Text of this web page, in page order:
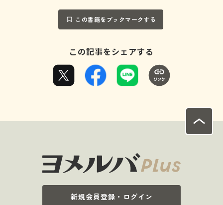
この書籍をブックマークする
この記事をシェアする
新規会員登録・ログイン